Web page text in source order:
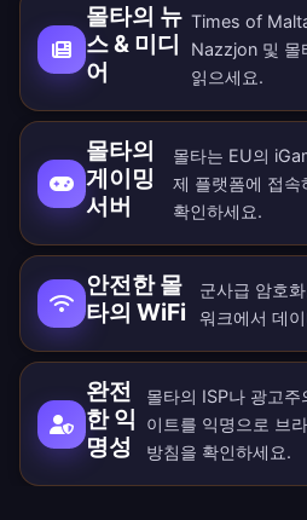
몰타의 뉴
스 & 미디
어
Times of
Nazzjon 및 몰
읽으세요.
몰타의
게이밍
서버
몰타는 EU의
제 플랫폼에 접속
확인하세요.
안전한 몰
타의 WiFi
군사급 암호
워크에서 데
완전
한 익
명성
몰타의 ISP나 광고
이트를 익명으로 브
방침을 확인하세요.